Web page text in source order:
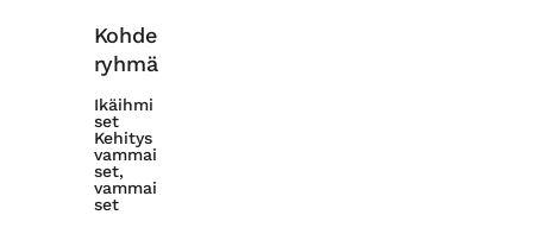
Kohde
ryhmä
Ikäihmi
set
Kehitys
vammai
set,
vammai
set